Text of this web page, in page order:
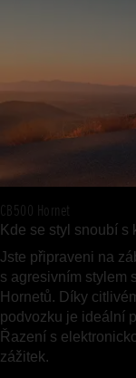
CB500 Hornet
Kde se styl snoubí s
Jste připraveni na
s agresivním stylem
Hornetů. Díky
podvozku je ideální
Řazení s
zážitek.